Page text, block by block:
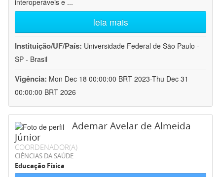
interoperáveis e ...
leia mais
Instituição/UF/País: Universidade Federal de São Paulo -
SP - Brasil
Vigência: Mon Dec 18 00:00:00 BRT 2023-Thu Dec 31
00:00:00 BRT 2026
Ademar Avelar de Almeida
Júnior
COORDENADOR(A)
CIÊNCIAS DA SAÚDE
Educação Física